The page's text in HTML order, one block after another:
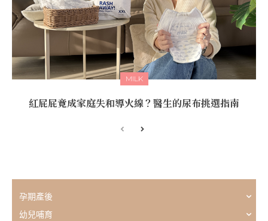
MILK
紅屁屁竟成家庭失和導火線？醫生的尿布挑選指南
孕期產後
幼兒哺育